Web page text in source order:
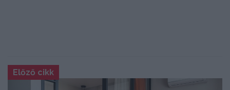
Előző cikk